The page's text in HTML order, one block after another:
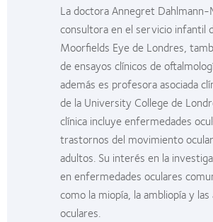
La doctora Annegret Dahlmann-
consultora en el servicio infantil
Moorfields Eye de Londres,
de ensayos clínicos de
además es profesora asociada
de la University College de
clínica incluye enfermedades
trastornos del movimiento
adultos. Su interés en la
en enfermedades oculares
como la miopía, la ambliopía y las
oculares.